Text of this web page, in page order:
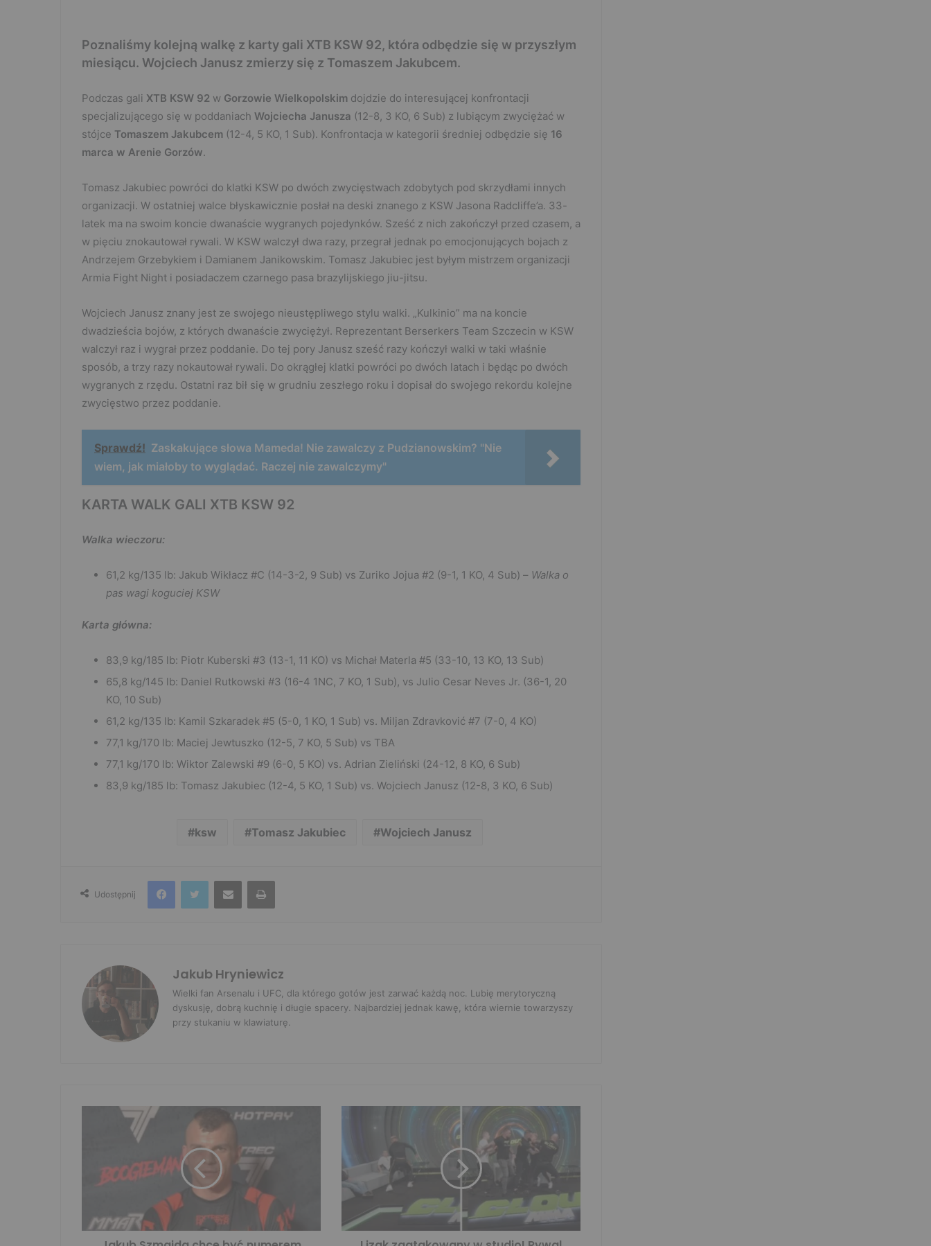
Poznaliśmy kolejną walkę z karty gali XTB KSW 92, która odbędzie się w przyszłym
miesiącu. Wojciech Janusz zmierzy się z Tomaszem Jakubcem.
Podczas gali XTB KSW 92 w Gorzowie Wielkopolskim dojdzie do interesującej konfrontacji
specjalizującego się w poddaniach Wojciecha Janusza (12-8, 3 KO, 6 Sub) z lubiącym zwyciężać w
stójce Tomaszem Jakubcem (12-4, 5 KO, 1 Sub). Konfrontacja w kategorii średniej odbędzie się 16
marca w Arenie Gorzów.
Tomasz Jakubiec powróci do klatki KSW po dwóch zwycięstwach zdobytych pod skrzydłami innych
organizacji. W ostatniej walce błyskawicznie posłał na deski znanego z KSW Jasona Radcliffe’a. 33-
latek ma na swoim koncie dwanaście wygranych pojedynków. Sześć z nich zakończył przed czasem, a
w pięciu znokautował rywali. W KSW walczył dwa razy, przegrał jednak po emocjonujących bojach z
Andrzejem Grzebykiem i Damianem Janikowskim. Tomasz Jakubiec jest byłym mistrzem organizacji
Armia Fight Night i posiadaczem czarnego pasa brazylijskiego jiu-jitsu.
Wojciech Janusz znany jest ze swojego nieustępliwego stylu walki. „Kulkinio” ma na koncie
dwadzieścia bojów, z których dwanaście zwyciężył. Reprezentant Berserkers Team Szczecin w KSW
walczył raz i wygrał przez poddanie. Do tej pory Janusz sześć razy kończył walki w taki właśnie
sposób, a trzy razy nokautował rywali. Do okrągłej klatki powróci po dwóch latach i będąc po dwóch
wygranych z rzędu. Ostatni raz bił się w grudniu zeszłego roku i dopisał do swojego rekordu kolejne
zwycięstwo przez poddanie.
Sprawdź! Zaskakujące słowa Mameda! Nie zawalczy z Pudzianowskim? "Nie
wiem, jak miałoby to wyglądać. Raczej nie zawalczymy"
KARTA WALK GALI XTB KSW 92
Walka wieczoru:
61,2 kg/135 lb: Jakub Wikłacz #C (14-3-2, 9 Sub) vs Zuriko Jojua #2 (9-1, 1 KO, 4 Sub) – Walka o
pas wagi koguciej KSW
Karta główna:
83,9 kg/185 lb: Piotr Kuberski #3 (13-1, 11 KO) vs Michał Materla #5 (33-10, 13 KO, 13 Sub)
65,8 kg/145 lb: Daniel Rutkowski #3 (16-4 1NC, 7 KO, 1 Sub), vs Julio Cesar Neves Jr. (36-1, 20
KO, 10 Sub)
61,2 kg/135 lb: Kamil Szkaradek #5 (5-0, 1 KO, 1 Sub) vs. Miljan Zdravković #7 (7-0, 4 KO)
77,1 kg/170 lb: Maciej Jewtuszko (12-5, 7 KO, 5 Sub) vs TBA
77,1 kg/170 lb: Wiktor Zalewski #9 (6-0, 5 KO) vs. Adrian Zieliński (24-12, 8 KO, 6 Sub)
83,9 kg/185 lb: Tomasz Jakubiec (12-4, 5 KO, 1 Sub) vs. Wojciech Janusz (12-8, 3 KO, 6 Sub)
ksw Tomasz Jakubiec Wojciech Janusz
Udostępnij
FacebookTwitter Udostępnij przez e-mail Drukuj
Jakub Hryniewicz
Wielki fan Arsenalu i UFC, dla którego gotów jest zarwać każdą noc. Lubię merytoryczną
dyskusję, dobrą kuchnię i długie spacery. Najbardziej jednak kawę, która wiernie towarzyszy
przy stukaniu w klawiaturę.